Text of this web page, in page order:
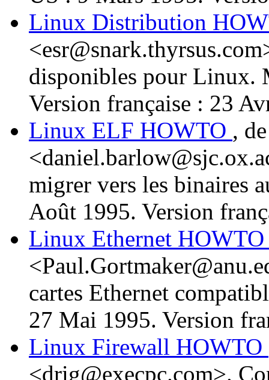
Linux Distribution
disponibles pour Linux.
Version française : 23
Linux ELF HOWTO ,
migrer vers les binaires
Août 1995. Version
Linux Ethernet
cartes Ethernet
27 Mai 1995. Version
Linux Firewall HOWTO
<drig@execpc.com>.